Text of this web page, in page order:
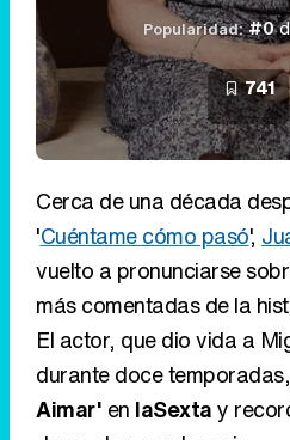
Popularidad: #0
741
Cerca de una década
'Cuéntame cómo pasó',
vuelto a pronunciarse
más comentadas de la
El actor, que dio vida a
durante doce
Aimar' en laSextay